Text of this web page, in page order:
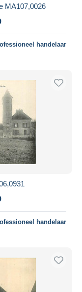
MA107,0026
handelaar
handelaar